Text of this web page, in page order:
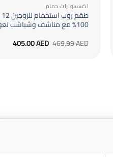
اكسسوارات حمام
100% مع مناشف وشباشب نعومة وفخامة
469.99AED السعر
الأصلي405.00AED السعر